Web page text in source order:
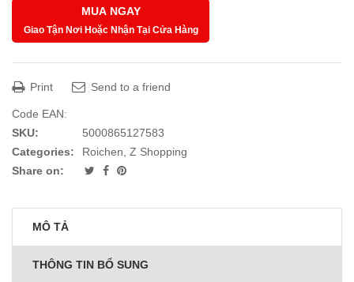
MUA NGAY
Giao Tận Nơi Hoặc Nhận Tại Cửa Hàng
Print Send to a friend
Code EAN:
SKU:
5000865127583
Categories:
Roichen, Z Shopping
Share on:
MÔ TẢ
THÔNG TIN BỔ SUNG